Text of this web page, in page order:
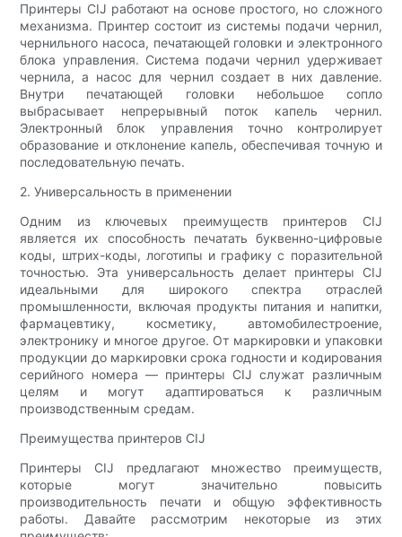
Принтеры CIJ работают на основе простого, но сложного
механизма. Принтер состоит из системы подачи чернил,
чернильного насоса, печатающей головки и электронного
блока управления. Система подачи чернил удерживает
чернила, а насос для чернил создает в них давление.
Внутри печатающей головки небольшое сопло
выбрасывает непрерывный поток капель чернил.
Электронный блок управления точно контролирует
образование и отклонение капель, обеспечивая точную и
последовательную печать.
2. Универсальность в применении
Одним из ключевых преимуществ принтеров CIJ
является их способность печатать буквенно-цифровые
коды, штрих-коды, логотипы и графику с поразительной
точностью. Эта универсальность делает принтеры CIJ
идеальными для широкого спектра отраслей
промышленности, включая продукты питания и напитки,
фармацевтику, косметику, автомобилестроение,
электронику и многое другое. От маркировки и упаковки
продукции до маркировки срока годности и кодирования
серийного номера — принтеры CIJ служат различным
целям и могут адаптироваться к различным
производственным средам.
Преимущества принтеров CIJ
Принтеры CIJ предлагают множество преимуществ,
которые могут значительно повысить
производительность печати и общую эффективность
работы. Давайте рассмотрим некоторые из этих